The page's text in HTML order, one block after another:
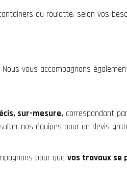
ou roulotte, selon vos
Nous vous accompagnons
sur-mesure, correspondant
nos équipes pour un devis
pour que vos travaux se